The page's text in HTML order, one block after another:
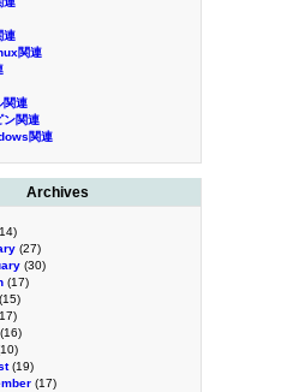
連
関連
関連
ン関連
関連
Archives
(27)
(30)
(17)
(15)
(16)
(19)
(17)